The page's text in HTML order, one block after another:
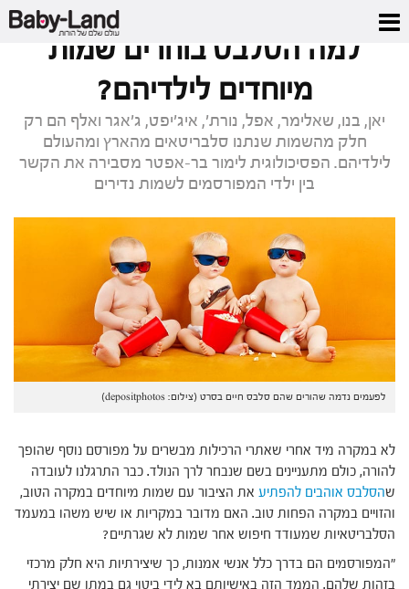
דף הבית למה הסלבס בוחרים שמות מיוחדים לילדיהם?
למה הסלבס בוחרים שמות
מיוחדים לילדיהם?
יאן, בנו, שאלימר, אפל, נורת', איג'יפט, ג'אגר ואלף הם רק
חלק מהשמות שנתנו סלבריטאים מהארץ ומהעולם
לילדיהם. הפסיכולוגית לימור בר-אפטר מסבירה את הקשר
בין ילדי המפורסמים לשמות נדירים
לפעמים נדמה שהורים שהם סלבס חיים בסרט (צילום: depositphotos)
לא במקרה מיד אחרי שאתרי הרכילות מבשרים על מפורסם נוסף שהופך
להורה, כולם מתעניינים בשם שנבחר לרך הנולד. כבר התרגלנו לעובדה
שהסלבס אוהבים להפתיע את הציבור עם שמות מיוחדים במקרה הטוב,
והזויים במקרה הפחות טוב. האם מדובר במקריות או שיש משהו במעמד
הסלבריטאיות שמעודד חיפוש אחר שמות לא שגרתיים?
"המפורסמים הם בדרך כלל אנשי אמנות, כך שיצירתיות היא חלק מרכזי
בזהות שלהם. הממד הזה באישיותם בא לידי ביטוי גם במתן שם יצירתי